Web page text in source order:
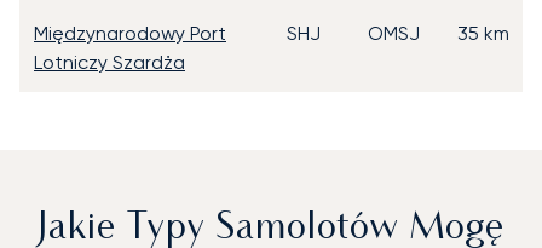
Międzynarodowy Port
Lotniczy Szardża
SHJ OMSJ 35 km
Jakie Typy Samolotów Mogę